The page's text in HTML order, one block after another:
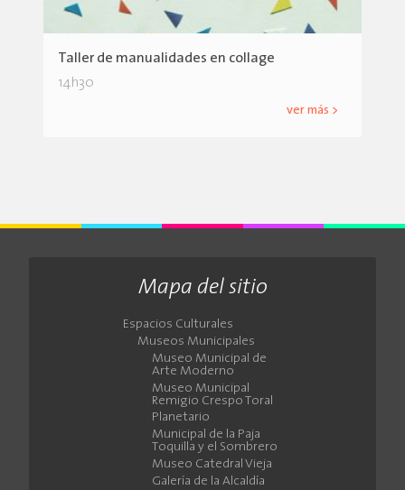
Taller de manualidades en collage
14h30
ver más >
Mapa del sitio
Espacios Culturales
Museos Municipales
Museo Municipal de
Arte Moderno
Museo Municipal
Remigio Crespo Toral
Planetario
Municipal de la Paja
Toquilla y el Sombrero
Museo Catedral Vieja
Galería de la Alcaldía